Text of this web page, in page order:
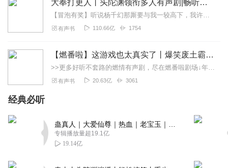
大奉打更人丨头陀渊领衔多人有声剧|畅听全集|王鹤棣、田曦薇主演影视剧原著|卖报小郎君
【冒泡有奖】听说杨千幻那厮要与我一较高下，我许七安要开始装叉了！快进入声音播放页戳下方输入框，冒个泡偷偷告诉我，我要用哪些诗词才能胜过他？说得好的，有赏！202...
有声书 110.66亿 1754
【燃番啦】这游戏也太真实了丨爆笑废土霸榜神作丨紫襟剧社制作
>>更多好听不套路的燃情有声剧，尽在燃番啦剧场↓年度重磅推荐本专辑为VIP免费专辑每天上午10点5集更新，订阅可以听到最新内容哦！每周抽一个专辑五星优质评论送...
有声书 20.63亿 3061
经典必听
专辑播放量超19.1亿
19.14亿